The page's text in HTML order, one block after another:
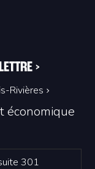
économique
301
>
Rivières